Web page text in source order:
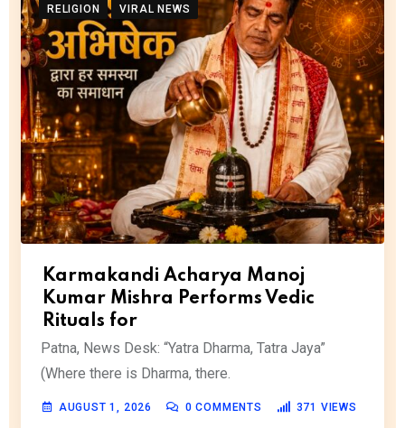
RELIGION
VIRAL NEWS
Karmakandi Acharya Manoj
Kumar Mishra Performs Vedic
Rituals for
Patna, News Desk: “Yatra Dharma, Tatra Jaya”
(Where there is Dharma, there.
AUGUST 1, 2026 0 COMMENTS 371 VIEWS